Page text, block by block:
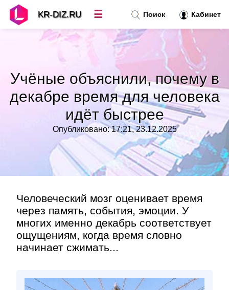
Учёные объяснили, почему в
декабре время для человека
идёт быстрее
Опубликовано: 17:21, 23.12.2025
Человеческий мозг оценивает время
через память, события, эмоции. У
многих именно декабрь соответствует
ощущениям, когда время словно
начинает сжимать...
Поиск Кабинет
KR-DIZ.RU ☰
Топ новостей »
»
Контакт»